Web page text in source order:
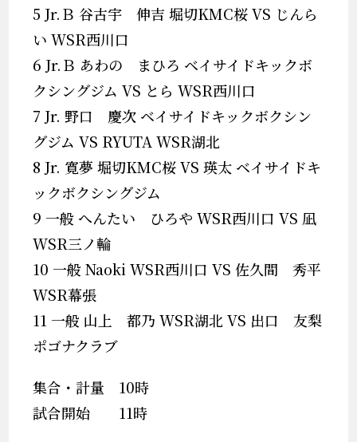
5 Jr.Ｂ 谷古宇 伸吉 堀切KMC桜 VS じんら
い WSR西川口
6 Jr.Ｂ あわの まひろ ベイサイドキックボ
クシングジム VS とら WSR西川口
7 Jr. 野口 慶次 ベイサイドキックボクシン
グジム VS RYUTA WSR湖北
8 Jr. 寛夢 堀切KMC桜 VS 瑛太 ベイサイドキ
ックボクシングジム
9 一般 へんたい ひろや WSR西川口 VS 凪
WSR三ノ輪
10 一般 Naoki WSR西川口 VS 佐久間 秀平
WSR幕張
11 一般 山上 都乃 WSR湖北 VS 出口 友梨
ポゴナクラブ
集合・計量 10時
試合開始 11時